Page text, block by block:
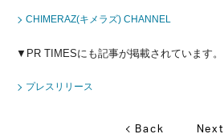
CHIMERAZ(キメラズ) CHANNEL
▼PR TIMESにも記事が掲載されています。
プレスリリース
Back Next